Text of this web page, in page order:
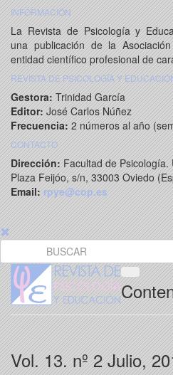
INFORMACIÓN
La Revista de Psicología y
una publicación de la
entidad científico profesional de
REVISTA DE PSICOLOGÍA Y
Gestora:Trinidad García
Editor:José Carlos Núñez
Frecuencia:2 números al año
CONTACTO
Dirección:Facultad de Psicología.
Plaza Feijóo, s/n, 33003 Oviedo
Email:rpye@cop.es
Vol. 13. nº 2 Julio,